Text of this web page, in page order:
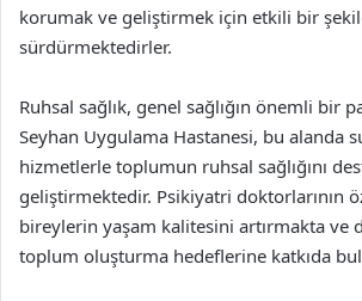
korumak ve geliştirmek için etkili bir
sürdürmektedirler.
Ruhsal sağlık, genel sağlığın önemli bir
Seyhan Uygulama Hastanesi, bu alanda
hizmetlerle toplumun ruhsal sağlığını
geliştirmektedir. Psikiyatri doktorlarının
bireylerin yaşam kalitesini artırmakta ve
toplum oluşturma hedeflerine katkıda